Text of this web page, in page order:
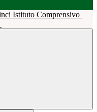
Istituto Comprensivo